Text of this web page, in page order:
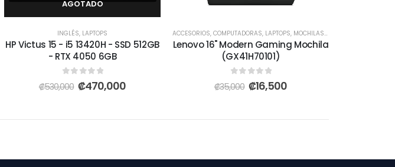
AGOTADO
INGLÉS, LAPTOPS
HP Victus 15 - i5 13420H - SSD 512GB
- RTX 4050 6GB
out of 5
₡530,000 ₡470,000
ACCESORIOS, COMPUTADORAS, LAPTOPS, MOCHILAS Y MALETAS
Lenovo 16" Modern Gaming Mochila
(GX41H70101)
out of 5
₡35,000 ₡16,500